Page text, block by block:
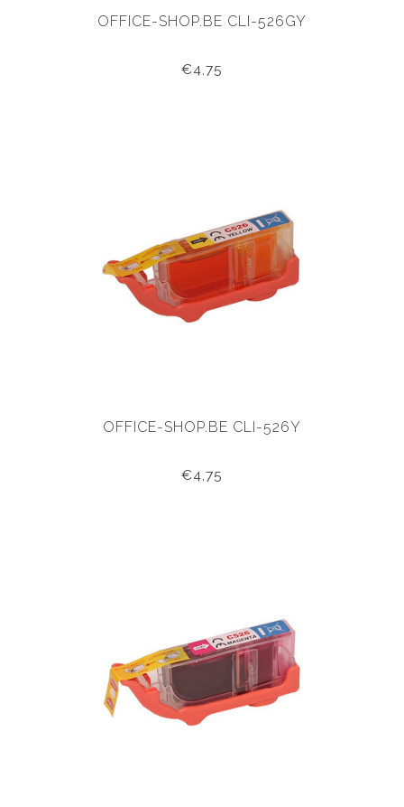
OFFICE-SHOP.BE CLI-526GY
€4,75
OFFICE-SHOP.BE CLI-526Y
€4,75